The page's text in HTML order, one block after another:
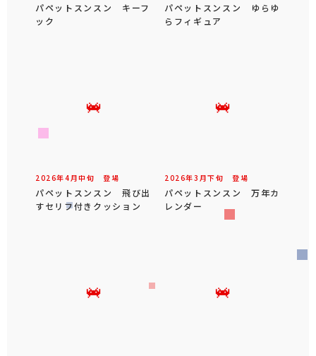
パペットスンスン キーフ
ック
パペットスンスン ゆらゆ
らフィギュア
2026年4 月中旬 登場
パペットスンスン 飛び出
すセリフ付きクッション
2026年3 月下旬 登場
パペットスンスン 万年カ
レンダー